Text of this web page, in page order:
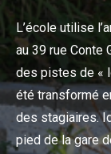
L’école utilise
au 39 rue Conte
des pistes de «
été transformé
des stagiaires.
pied de la gare